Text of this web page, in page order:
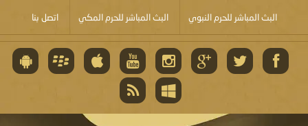
البث المباشر للحرم النبوي البث المباشر للحرم المكي اتصل بنا